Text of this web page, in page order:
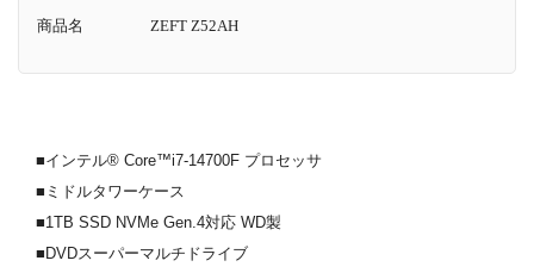
商品名 ZEFT Z52AH
■インテル® Core™i7-14700F プロセッサ
■ミドルタワーケース
■1TB SSD NVMe Gen.4対応 WD製
■DVDスーパーマルチドライブ